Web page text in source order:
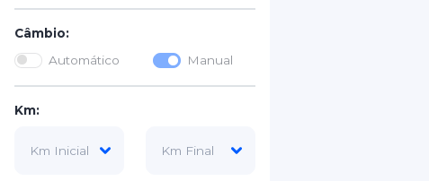
Câmbio:
Automático
Manual
Km: